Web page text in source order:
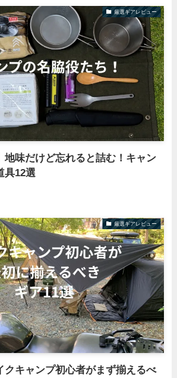
厳選ギアレビュー
地味だけど忘れると詰む！キャン
具12選
厳選ギアレビュー
キャンプ初心者がまず揃えるべ